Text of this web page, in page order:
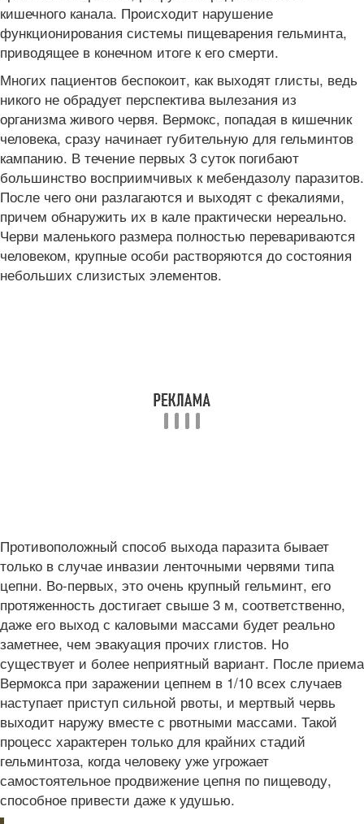
кишечного канала. Происходит нарушение
функционирования системы пищеварения гельминта,
приводящее в конечном итоге к его смерти.
Многих пациентов беспокоит, как выходят глисты, ведь
никого не обрадует перспектива вылезания из
организма живого червя. Вермокс, попадая в кишечник
человека, сразу начинает губительную для гельминтов
кампанию. В течение первых 3 суток погибают
большинство восприимчивых к мебендазолу паразитов.
После чего они разлагаются и выходят с фекалиями,
причем обнаружить их в кале практически нереально.
Черви маленького размера полностью перевариваются
человеком, крупные особи растворяются до состояния
небольших слизистых элементов.
Противоположный способ выхода паразита бывает
только в случае инвазии ленточными червями типа
цепни. Во-первых, это очень крупный гельминт, его
протяженность достигает свыше 3 м, соответственно,
даже его выход с каловыми массами будет реально
заметнее, чем эвакуация прочих глистов. Но
существует и более неприятный вариант. После приема
Вермокса при заражении цепнем в 1/10 всех случаев
наступает приступ сильной рвоты, и мертвый червь
выходит наружу вместе с рвотными массами. Такой
процесс характерен только для крайних стадий
гельминтоза, когда человеку уже угрожает
самостоятельное продвижение цепня по пищеводу,
способное привести даже к удушью.